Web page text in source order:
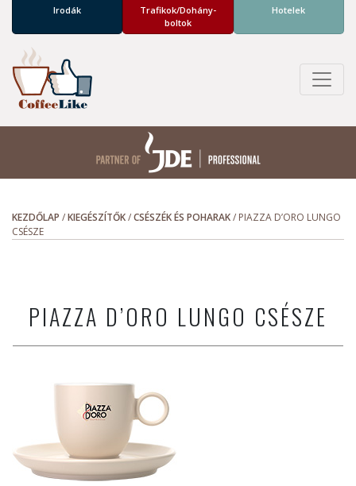
Irodák
Trafikok/­Dohány­
boltok
Hotelek
KEZDŐLAP /KIEGÉSZÍTŐK/CSÉSZÉK ÉS POHARAK/ PIAZZA D’ORO LUNGO
CSÉSZE
PIAZZA D’ORO LUNGO CSÉSZE